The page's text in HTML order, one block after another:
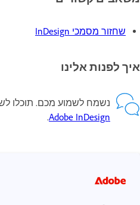
שחזור מסמכי InDesign
איך לפנות אלינו
נשמח לשמוע מכם. תוכלו
Adobe InDesign
.